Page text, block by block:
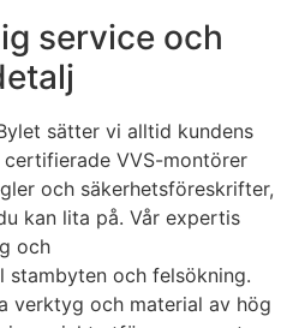
service och
sätter vi alltid kundens
VVS-montörer
och säkerhetsföreskrifter,
kan lita på. Vår expertis
och
stambyten och felsökning.
verktyg och material av hög